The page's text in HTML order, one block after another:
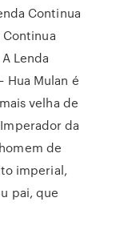
Continua
Continua
Lenda
Hua Mulan é
velha de
da
de
imperial,
pai, que